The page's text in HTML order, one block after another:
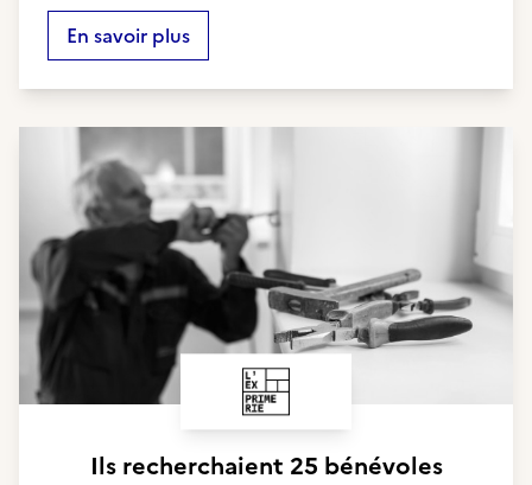
En savoir plus
Ils recherchaient 25 bénévoles